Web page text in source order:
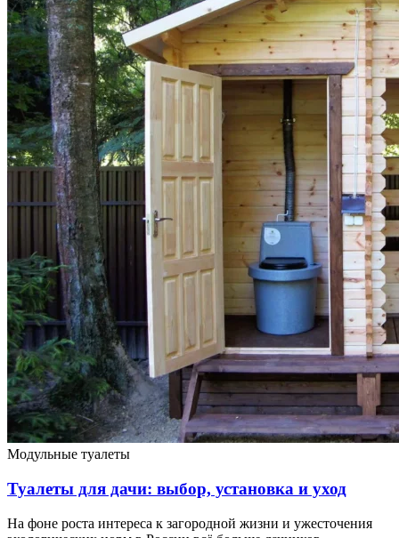
Модульные туалеты
Туалеты для дачи: выбор, установка и уход
На фоне роста интереса к загородной жизни и ужесточения